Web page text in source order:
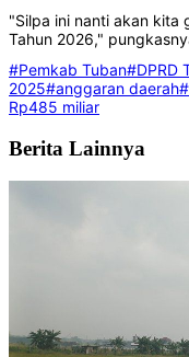
"Silpa ini nanti akan kita
Tahun 2026,"
#Pemkab Tuban#DPRD
2025#anggaran daerah
Rp485 miliar
Berita Lainnya